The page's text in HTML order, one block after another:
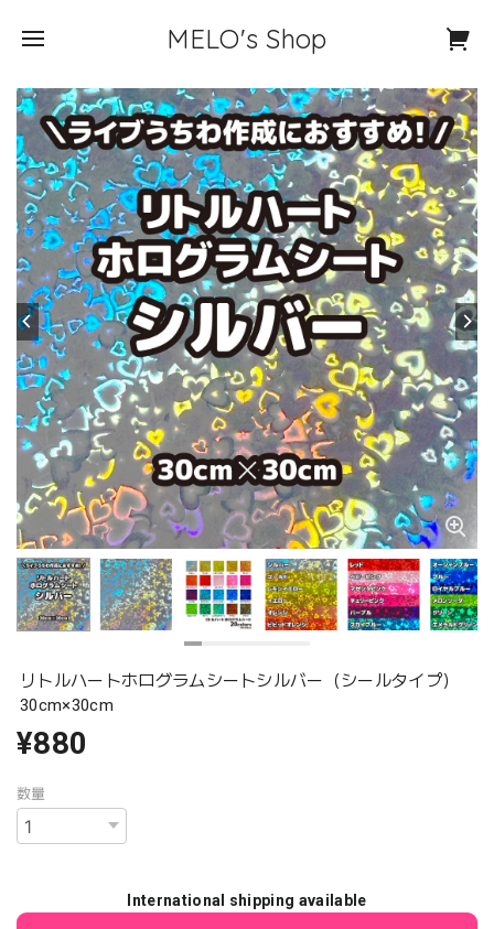
MELO's Shop
リトルハートホログラムシートシルバー（シールタイプ）
30cm×30cm
¥880
数量
International shipping available